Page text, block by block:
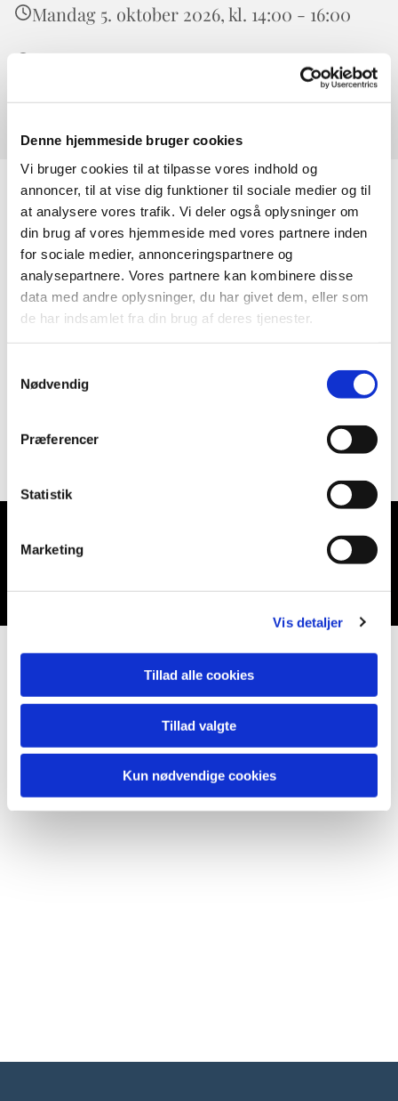
Denne hjemmeside bruger cookies
Vi bruger cookies til at tilpasse vores indhold og
annoncer, til at vise dig funktioner til sociale medier og til
at analysere vores trafik. Vi deler også oplysninger om
din brug af vores hjemmeside med vores partnere inden
for sociale medier, annonceringspartnere og
analysepartnere. Vores partnere kan kombinere disse
data med andre oplysninger, du har givet dem, eller som
de har indsamlet fra din brug af deres tjenester.
Nødvendig
Præferencer
Statistik
Marketing
Vis detaljer
Tillad alle cookies
Tillad valgte
Kun nødvendige cookies
Mandag 5. oktober 2026, kl. 14:00 - 16:00
Værløse, Højeloft Vænge 20, 3500 Værløse
0
Du vil måske også kunne lide...